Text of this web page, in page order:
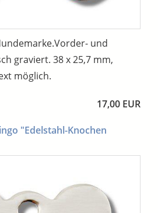
und
graviert. 38 x 25,7 mm,
möglich.
17,00 EUR
"Edelstahl-Knochen